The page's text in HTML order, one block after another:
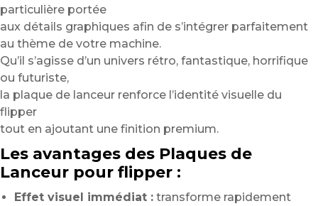
particulière portée
aux détails graphiques afin de s’intégrer parfaitement
au thème de votre machine.
Qu’il s’agisse d’un univers rétro, fantastique, horrifique
ou futuriste,
la plaque de lanceur renforce l’identité visuelle du
flipper
tout en ajoutant une finition premium.
Les avantages des Plaques de
Lanceur pour flipper :
Effet visuel immédiat : transforme rapidement